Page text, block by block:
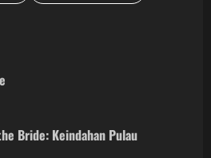
Bride: Keindahan Pulau